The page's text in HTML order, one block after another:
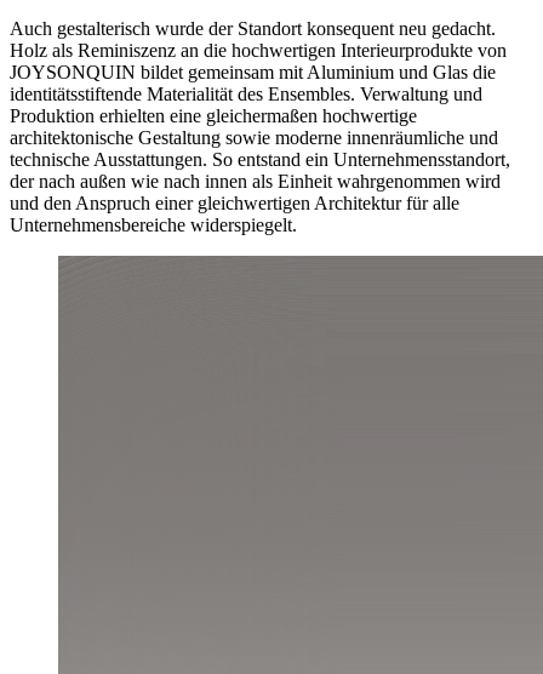
Auch gestalterisch wurde der Standort konsequent neu gedacht.
Holz als Reminiszenz an die hochwertigen Interieurprodukte von
JOYSONQUIN bildet gemeinsam mit Aluminium und Glas die
identitätsstiftende Materialität des Ensembles. Verwaltung und
Produktion erhielten eine gleichermaßen hochwertige
architektonische Gestaltung sowie moderne innenräumliche und
technische Ausstattungen. So entstand ein Unternehmensstandort,
der nach außen wie nach innen als Einheit wahrgenommen wird
und den Anspruch einer gleichwertigen Architektur für alle
Unternehmensbereiche widerspiegelt.